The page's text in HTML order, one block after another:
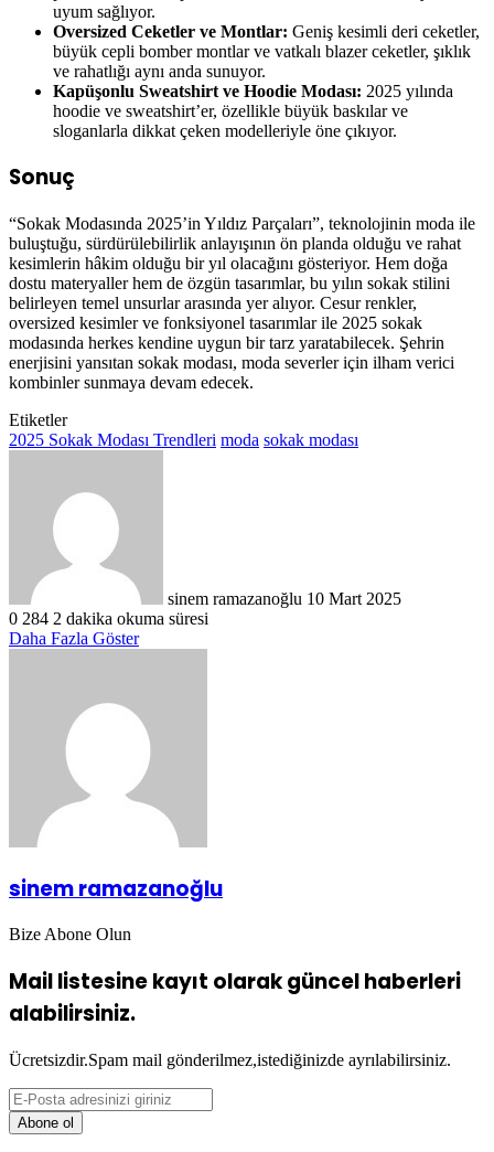
uyum sağlıyor.
Oversized Ceketler ve Montlar: Geniş kesimli deri ceketler,
büyük cepli bomber montlar ve vatkalı blazer ceketler, şıklık
ve rahatlığı aynı anda sunuyor.
Kapüşonlu Sweatshirt ve Hoodie Modası: 2025 yılında
hoodie ve sweatshirt’er, özellikle büyük baskılar ve
sloganlarla dikkat çeken modelleriyle öne çıkıyor.
Sonuç
“Sokak Modasında 2025’in Yıldız Parçaları”, teknolojinin moda ile
buluştuğu, sürdürülebilirlik anlayışının ön planda olduğu ve rahat
kesimlerin hâkim olduğu bir yıl olacağını gösteriyor. Hem doğa
dostu materyaller hem de özgün tasarımlar, bu yılın sokak stilini
belirleyen temel unsurlar arasında yer alıyor. Cesur renkler,
oversized kesimler ve fonksiyonel tasarımlar ile 2025 sokak
modasında herkes kendine uygun bir tarz yaratabilecek. Şehrin
enerjisini yansıtan sokak modası, moda severler için ilham verici
kombinler sunmaya devam edecek.
Etiketler
2025 Sokak Modası Trendleri moda sokak modası
sinem ramazanoğlu 10 Mart 2025
0 284 2 dakika okuma süresi
Daha Fazla Göster
sinem ramazanoğlu
Bize Abone Olun
Mail listesine kayıt olarak güncel haberleri
alabilirsiniz.
Ücretsizdir.Spam mail gönderilmez,istediğinizde ayrılabilirsiniz.
E-
Posta
adresinizi